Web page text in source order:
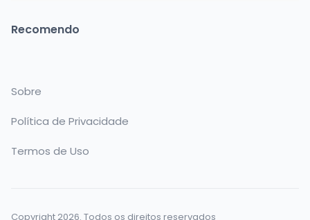
Recomendo
Sobre
Política de Privacidade
Termos de Uso
Copyright 2026. Todos os direitos reservados